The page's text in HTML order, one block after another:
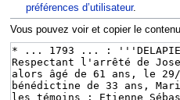
préférences d’utilisateur.
Vous pouvez voir et copier le